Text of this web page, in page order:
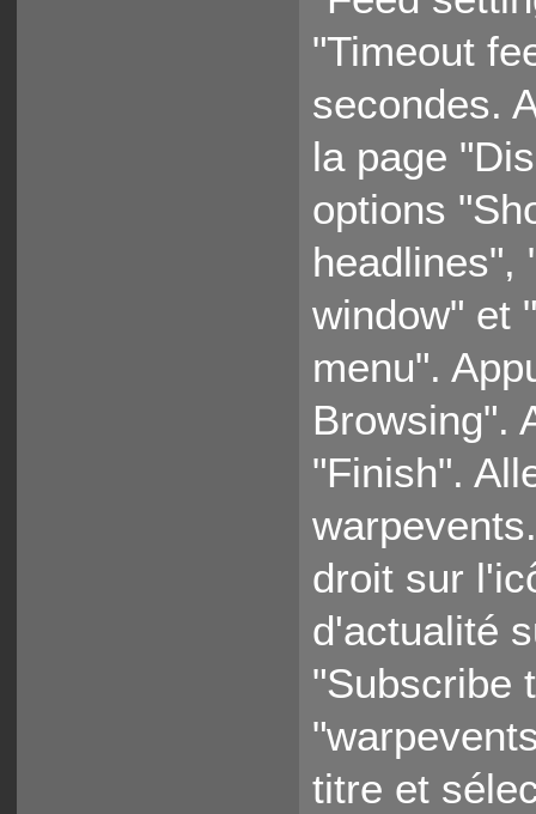
"Timeout
secondes.
la page
options
headlines",
window" et
menu".
Browsing".
"Finish".
droit sur
d'actualité
"Subscribe
titre et